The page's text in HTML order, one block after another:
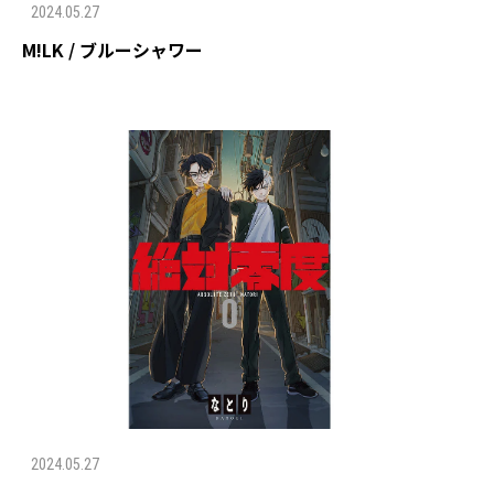
2024.05.27
M!LK / ブルーシャワー
2024.05.27